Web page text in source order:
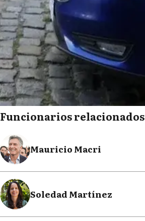
Funcionarios relacionados
Mauricio Macri
Soledad Martínez